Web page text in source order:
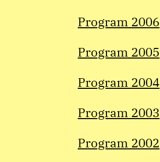
Program 2006
Program 2005
Program 2004
Program 2003
Program 2002